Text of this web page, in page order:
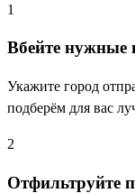
1
Вбейте нужные
Укажите город
подберём для вас
2
Отфильтруйте